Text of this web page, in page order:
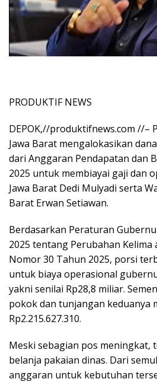
PRODUKTIF NEWS
DEPOK,//produktifnews.com //–
Jawa Barat mengalokasikan
dari Anggaran Pendapatan dan
2025 untuk membiayai gaji dan
Jawa Barat Dedi Mulyadi serta
Barat Erwan Setiawan.
Berdasarkan Peraturan
2025 tentang Perubahan Kelima
Nomor 30 Tahun 2025, porsi
untuk biaya operasional
yakni senilai Rp28,8 miliar.
pokok dan tunjangan keduanya
Rp2.215.627.310.
Meski sebagian pos meningkat,
belanja pakaian dinas. Dari
anggaran untuk kebutuhan